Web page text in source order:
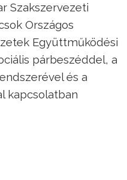
Szakszervezeti
Országos
Együttműködési
párbeszéddel, a
és a
kapcsolatban